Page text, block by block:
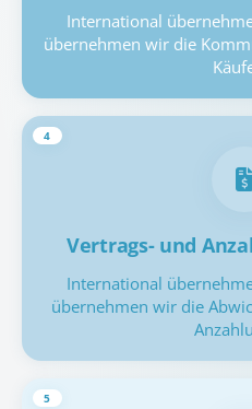
International
übernehmen wir die
4
Vertrags- und
International
übernehmen wir die
5